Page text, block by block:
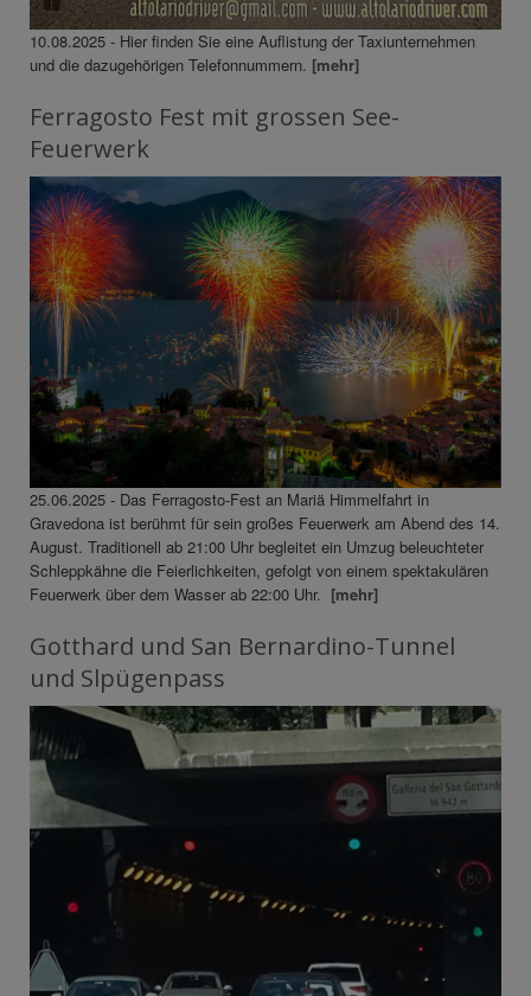
10.08.2025 - Hier finden Sie eine Auflistung der Taxiunternehmen
und die dazugehörigen Telefonnummern. [mehr]
Ferragosto Fest mit grossen See-
Feuerwerk
25.06.2025 - Das Ferragosto-Fest an Mariä Himmelfahrt in
Gravedona ist berühmt für sein großes Feuerwerk am Abend des 14.
August. Traditionell ab 21:00 Uhr begleitet ein Umzug beleuchteter
Schleppkähne die Feierlichkeiten, gefolgt von einem spektakulären
Feuerwerk über dem Wasser ab 22:00 Uhr. [mehr]
Gotthard und San Bernardino-Tunnel
und Slpügenpass